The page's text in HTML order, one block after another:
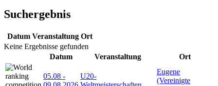
Suchergebnis
Datum Veranstaltung Ort
Keine Ergebnisse gefunden
Datum
Veranstaltung Ort
05.08 -
U20-
Eugene
(Vereinigte